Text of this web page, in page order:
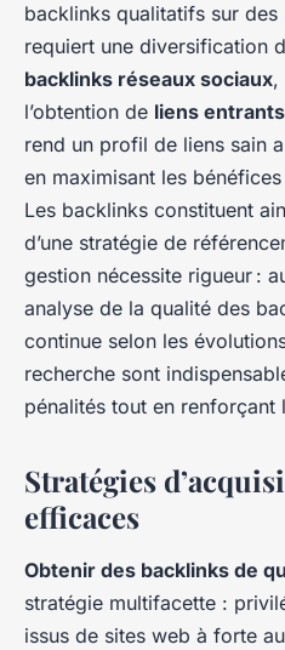
backlinks qualitatifs sur des
requiert une diversification
backlinks réseaux sociaux,
l’obtention de liens
rend un profil de liens sain
en maximisant les
Les backlinks constituent
d’une stratégie de
gestion nécessite rigueur :
analyse de la qualité des
continue selon les
recherche sont
pénalités tout en renforçant
Stratégies
efficaces
Obtenir des backlinks de
stratégie multifacette :
issus de sites web à forte